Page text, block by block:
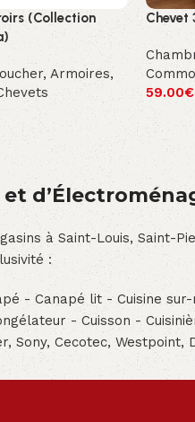
(Collection
, Armoires,
Chevet
59.00€
à Saint-Louis,
:
- Canapé lit - Cuisine
- Cuisson -
Sony, Cecotec, Westpoint,